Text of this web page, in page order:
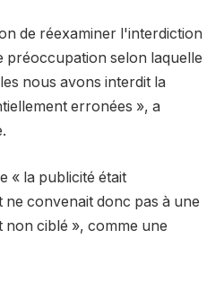
de réexaminer l'interdiction
préoccupation selon laquelle
nous avons interdit la
erronées », a
« la publicité était
convenait donc pas à une
ciblé », comme une